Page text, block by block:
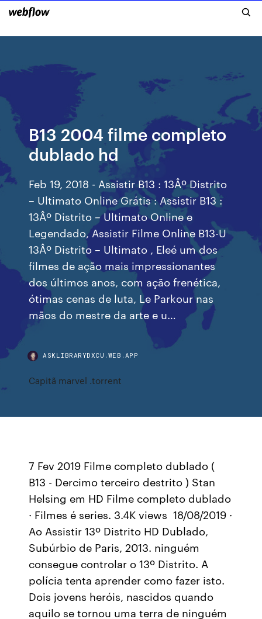
B13 2004 filme completo
dublado hd
Feb 19, 2018 - Assistir B13 : 13Âº Distrito
– Ultimato Online Grátis : Assistir B13 :
13Âº Distrito – Ultimato Online e
Legendado, Assistir Filme Online B13-U
13Âº Distrito – Ultimato , Eleé um dos
filmes de ação mais impressionantes
dos últimos anos, com ação frenética,
ótimas cenas de luta, Le Parkour nas
mãos do mestre da arte e u…
ASKLIBRARYDXCU.WEB.APP
Capitã marvel .torrent
7 Fev 2019 Filme completo dublado (
B13 - Dercimo terceiro destrito ) Stan
Helsing em HD Filme completo dublado
· Filmes é series. 3.4K views 18/08/2019 ·
Ao Assistir 13º Distrito HD Dublado,
Subúrbio de Paris, 2013. ninguém
consegue controlar o 13º Distrito. A
polícia tenta aprender como fazer isto.
Dois jovens heróis, nascidos quando
aquilo se tornou uma terra de ninguém